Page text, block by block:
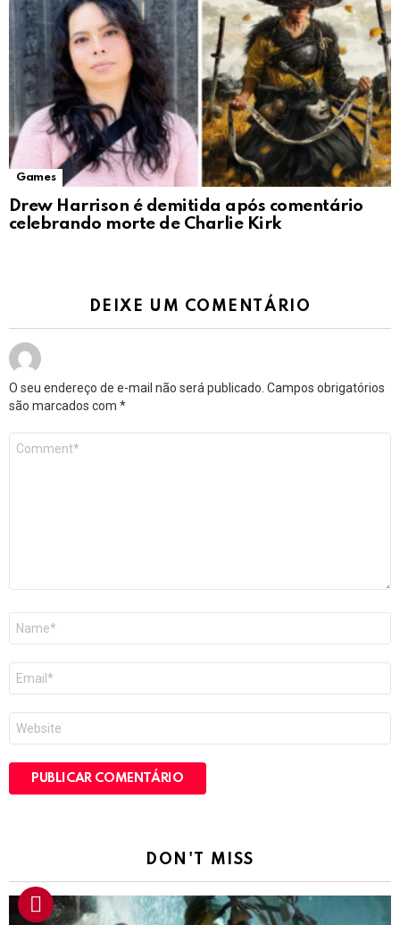
Games
Drew Harrison é demitida após comentário
celebrando morte de Charlie Kirk
DEIXE UM COMENTÁRIO
O seu endereço de e-mail não será publicado. Campos obrigatórios
são marcados com *
mail
*
DON'T MISS